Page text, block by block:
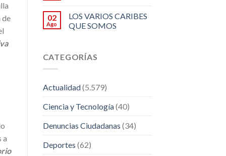
de
a
02
Ago
LOS VARIOS CARIBES
QUE SOMOS
CATEGORÍAS
Actualidad(5.579)
Ciencia y Tecnología(40)
Denuncias Ciudadanas (34)
Deportes (62)